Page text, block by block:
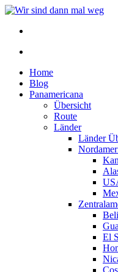
Home
Blog
Panamericana
Übersicht
Route
Länder
Länder
El